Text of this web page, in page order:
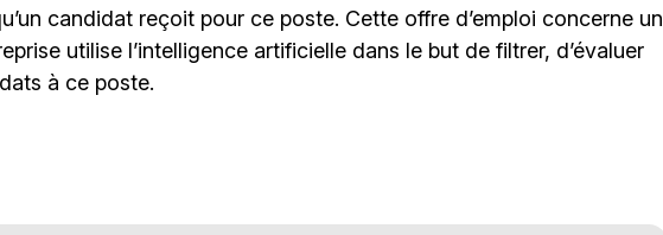
candidat reçoit pour ce poste. Cette offre d’emploi concerne un
utilise l’intelligence artificielle dans le but de filtrer, d’évaluer
à ce poste.